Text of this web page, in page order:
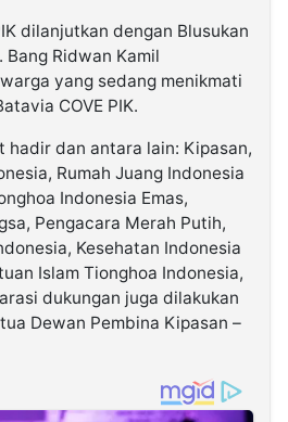
dilanjutkan dengan Blusukan
Bang Ridwan Kamil
yang sedang menikmati
COVE PIK.
hadir dan antara lain: Kipasan,
Rumah Juang Indonesia
Indonesia Emas,
Pengacara Merah Putih,
Kesehatan Indonesia
Islam Tionghoa Indonesia,
dukungan juga dilakukan
Dewan Pembina Kipasan –